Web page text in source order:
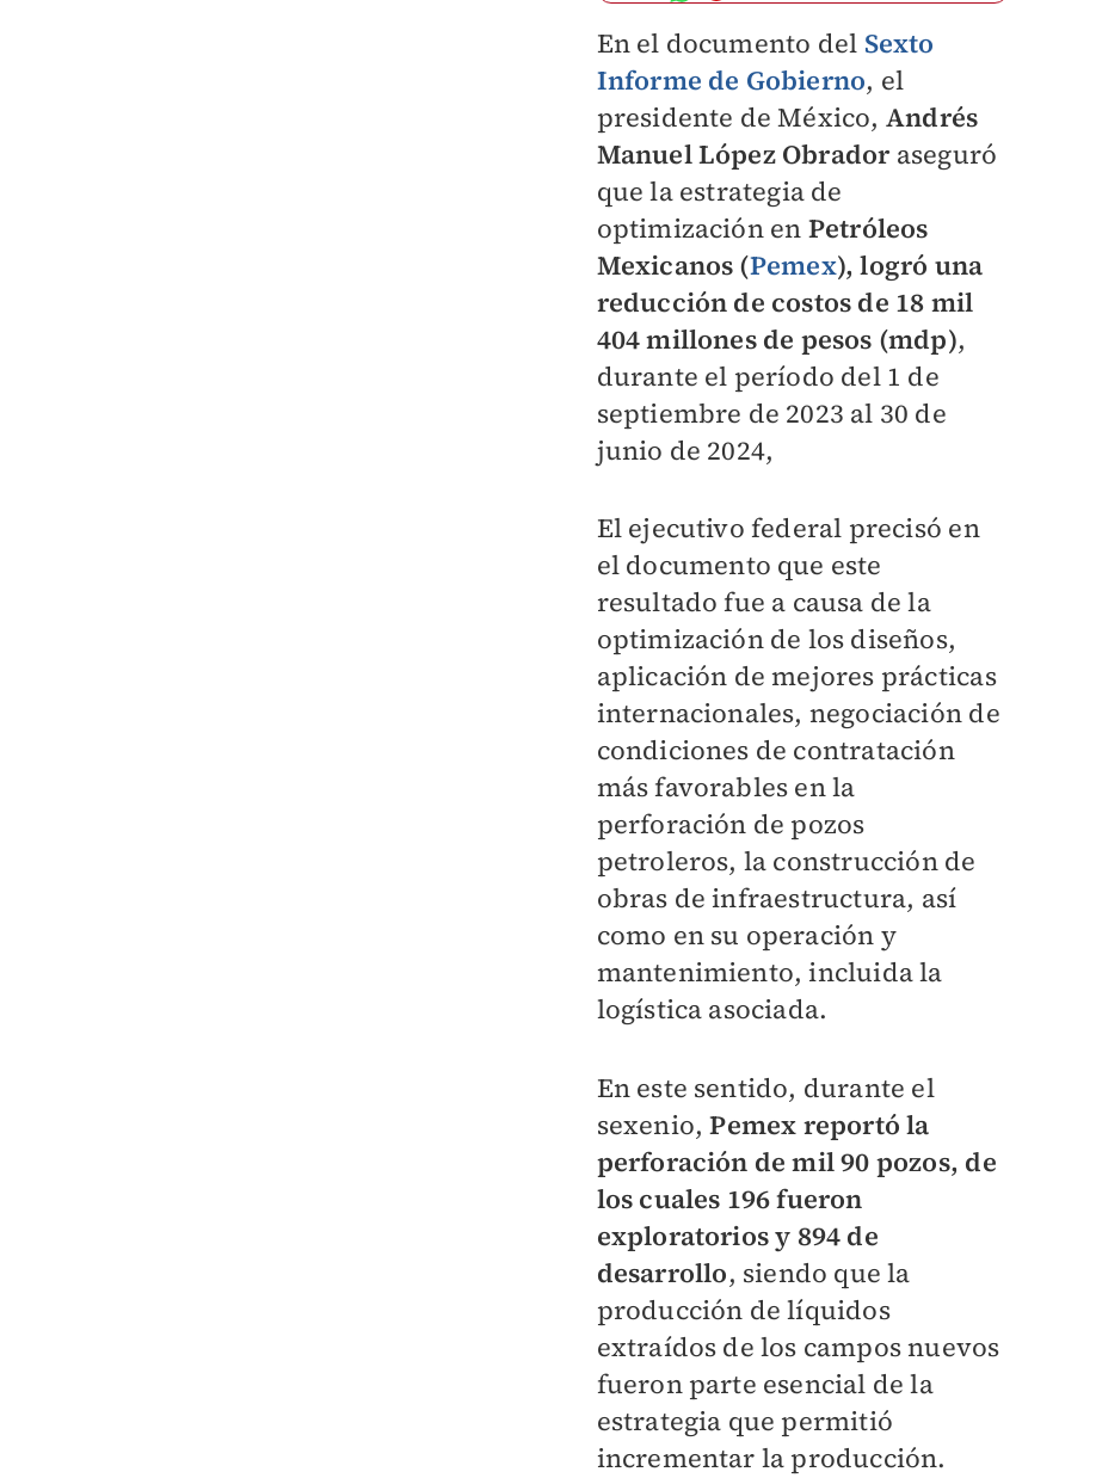
En el documento del Sexto
Informe de Gobierno, el
presidente de México, Andrés
Manuel López Obrador aseguró
que la estrategia de
optimización en Petróleos
Mexicanos (Pemex), logró una
reducción de costos de 18 mil
404 millones de pesos (mdp),
durante el período del 1 de
septiembre de 2023 al 30 de
junio de 2024,
El ejecutivo federal precisó en
el documento que este
resultado fue a causa de la
optimización de los diseños,
aplicación de mejores prácticas
internacionales, negociación de
condiciones de contratación
más favorables en la
perforación de pozos
petroleros, la construcción de
obras de infraestructura, así
como en su operación y
mantenimiento, incluida la
logística asociada.
En este sentido, durante el
sexenio,Pemex reportó la
perforación de mil 90 pozos, de
los cuales 196 fueron
exploratorios y 894 de
desarrollo, siendo que la
producción de líquidos
extraídos de los campos nuevos
fueron parte esencial de la
estrategia que permitió
incrementar la producción.